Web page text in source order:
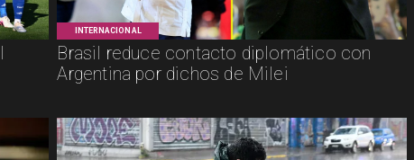
INTERNACIONAL
Brasil reduce contacto diplomático con
Argentina por dichos de Milei